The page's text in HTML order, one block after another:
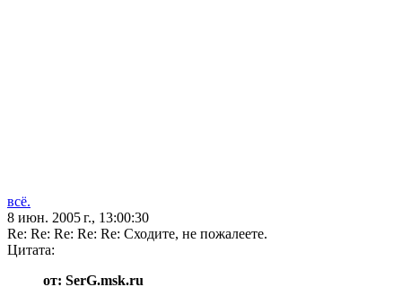
всё.
8 июн. 2005 г., 13:00:30
Re: Re: Re: Re: Re: Сходите, не пожалеете.
Цитата:
от: SerG.msk.ru